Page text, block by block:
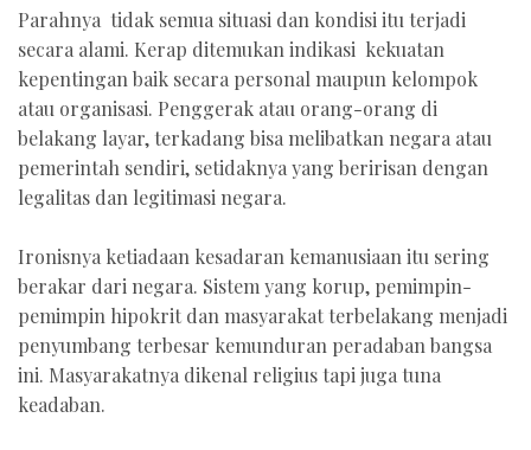
Parahnya tidak semua situasi dan kondisi itu terjadi
secara alami. Kerap ditemukan indikasi kekuatan
kepentingan baik secara personal maupun kelompok
atau organisasi. Penggerak atau orang-orang di
belakang layar, terkadang bisa melibatkan negara atau
pemerintah sendiri, setidaknya yang beririsan dengan
legalitas dan legitimasi negara.
Ironisnya ketiadaan kesadaran kemanusiaan itu sering
berakar dari negara. Sistem yang korup, pemimpin-
pemimpin hipokrit dan masyarakat terbelakang menjadi
penyumbang terbesar kemunduran peradaban bangsa
ini. Masyarakatnya dikenal religius tapi juga tuna
keadaban.